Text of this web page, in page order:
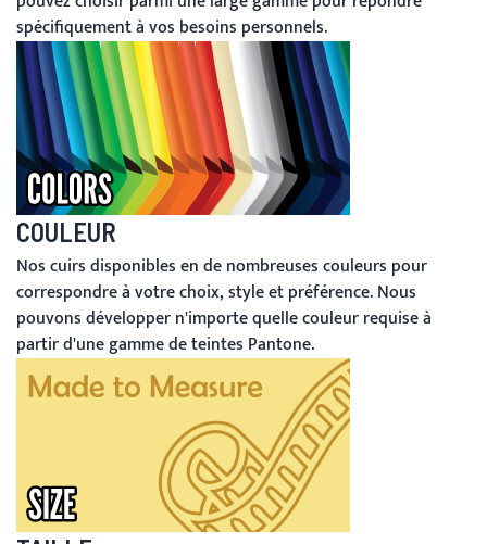
spécifiquement à vos besoins personnels.
COULEUR
Nos cuirs disponibles en de nombreuses couleurs pour
correspondre à votre choix, style et préférence. Nous
pouvons développer n'importe quelle couleur requise à
partir d'une gamme de teintes Pantone.